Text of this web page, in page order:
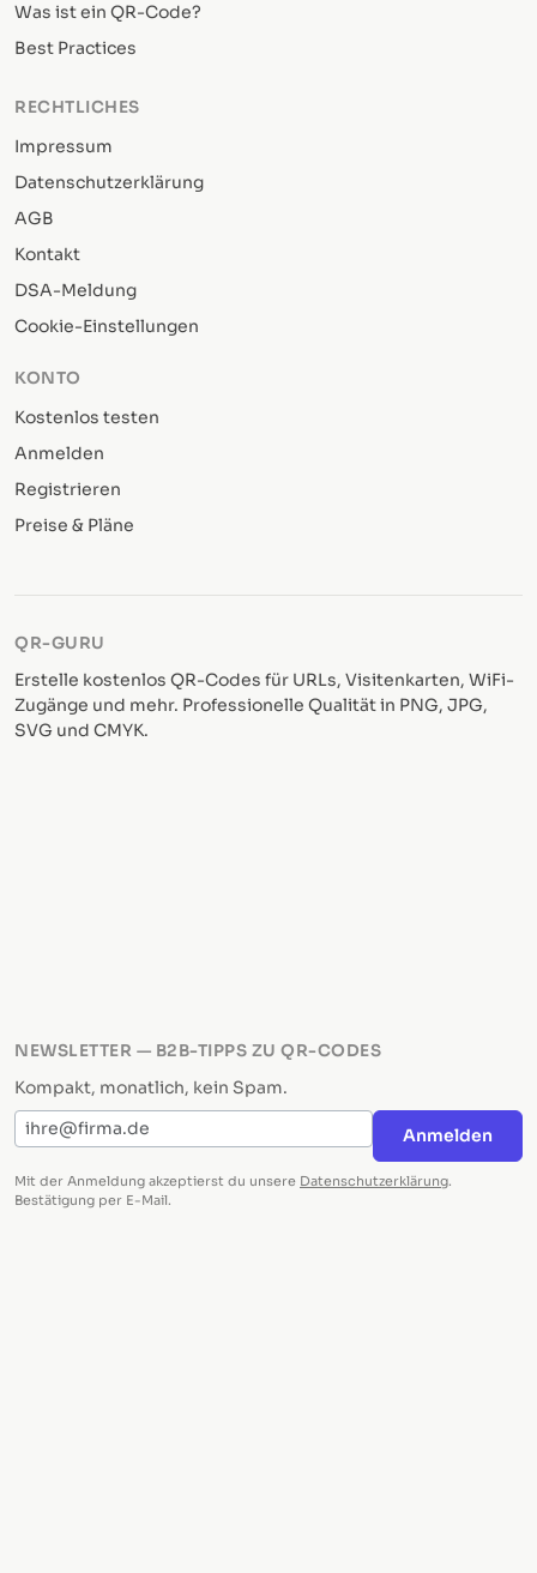
Was ist ein QR-Code?
Best Practices
RECHTLICHES
Impressum
Datenschutzerklärung
AGB
Kontakt
DSA-Meldung
Cookie-Einstellungen
KONTO
Kostenlos testen
Anmelden
Registrieren
Preise & Pläne
QR-GURU
Erstelle kostenlos QR-Codes für URLs, Visitenkarten, WiFi-
Zugänge und mehr. Professionelle Qualität in PNG, JPG,
SVG und CMYK.
NEWSLETTER — B2B-TIPPS ZU QR-CODES
Kompakt, monatlich, kein Spam.
E-Mail-Adresse
Anmelden
Mit der Anmeldung akzeptierst du unsere Datenschutzerklärung.
Bestätigung per E-Mail.